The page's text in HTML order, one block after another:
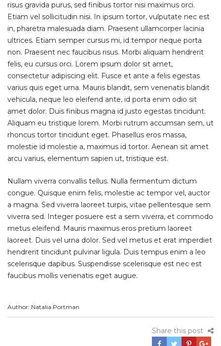
risus gravida purus, sed finibus tortor nisi maximus orci.
Etiam vel sollicitudin nisi. In ipsum tortor, vulputate nec est
in, pharetra malesuada diam. Praesent ullamcorper lacinia
ultrices. Etiam semper cursus mi, id tempor neque porta
non. Praesent nec faucibus risus. Morbi aliquam hendrerit
felis, eu cursus orci. Lorem ipsum dolor sit amet,
consectetur adipiscing elit. Fusce et ante a felis egestas
varius quis eget urna. Mauris blandit, sem venenatis blandit
vehicula, neque leo eleifend ante, id porta enim odio sit
amet dolor. Duis finibus magna id justo egestas tincidunt.
Aliquam eu tristique lorem. Morbi rutrum accumsan sem, ut
rhoncus tortor tincidunt eget. Phasellus eros massa,
molestie id molestie a, maximus id tortor. Aenean sit amet
arcu varius, elementum sapien ut, tristique est.
Nullam viverra convallis tellus. Nulla fermentum dictum
congue. Quisque enim felis, molestie ac tempor vel, auctor
a magna. Sed viverra laoreet turpis, vitae pellentesque sem
viverra sed. Integer posuere est a sem viverra, et commodo
metus eleifend. Mauris maximus eros pretium laoreet
laoreet. Duis vel urna dolor. Sed vel metus et erat imperdiet
hendrerit tincidunt pulvinar ligula. Duis tempus enim a leo
scelerisque dapibus. Suspendisse scelerisque est nec est
faucibus mollis venenatis eget augue.
Author: Natalia Portman
Share this post